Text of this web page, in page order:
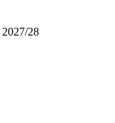
2027/28